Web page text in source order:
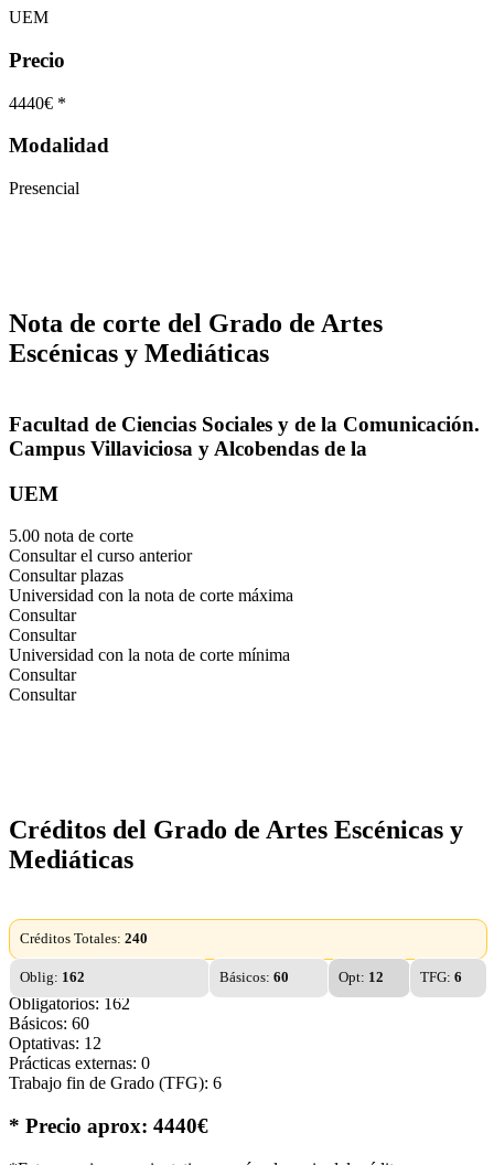
UEM
Precio
4440€ *
Modalidad
Presencial
Nota de corte del Grado de Artes
Escénicas y Mediáticas
Facultad de Ciencias Sociales y de la Comunicación.
Campus Villaviciosa y Alcobendas de la
UEM
5.00 nota de corte
Consultar el curso anterior
Consultar plazas
Universidad con la nota de corte máxima
Consultar
Consultar
Universidad con la nota de corte mínima
Consultar
Consultar
Créditos del Grado de Artes Escénicas y
Mediáticas
Créditos Totales: 240
Oblig: 162 Básicos:60 Opt: 12 TFG: 6
Obligatorios: 162
Básicos: 60
Optativas: 12
Prácticas externas: 0
Trabajo fin de Grado (TFG): 6
* Precio aprox: 4440€